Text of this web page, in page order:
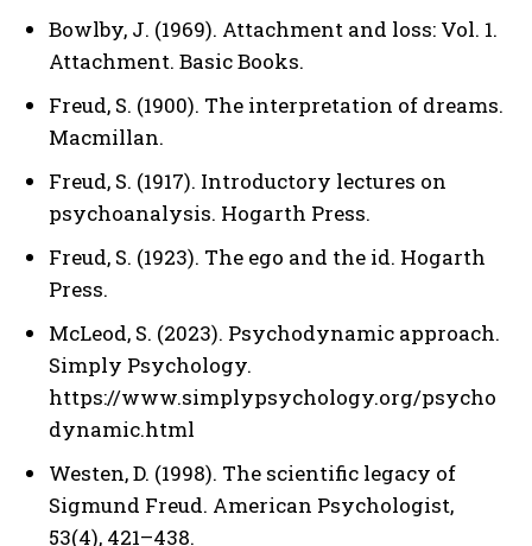
Bowlby, J. (1969). Attachment and loss: Vol. 1.
Attachment. Basic Books.
Freud, S. (1900). The interpretation of dreams.
Macmillan.
Freud, S. (1917). Introductory lectures on
psychoanalysis. Hogarth Press.
Freud, S. (1923). The ego and the id. Hogarth
Press.
McLeod, S. (2023). Psychodynamic approach.
Simply Psychology.
https://www.simplypsychology.org/psycho
dynamic.html
Westen, D. (1998). The scientific legacy of
Sigmund Freud. American Psychologist,
53(4), 421–438.